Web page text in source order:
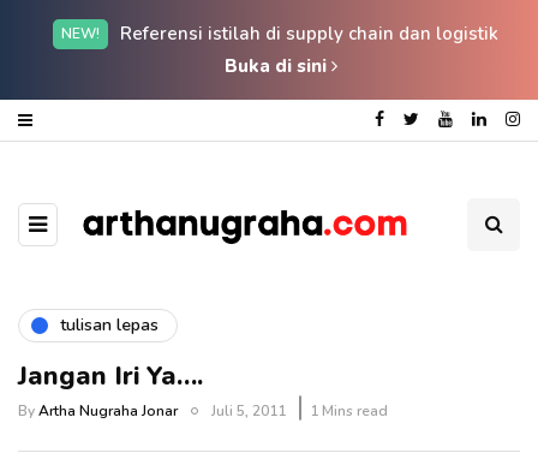
NEW!
Referensi istilah di supply chain dan logistik
Buka di sini
tulisan lepas
Jangan Iri Ya….
ByArtha Nugraha Jonar Juli 5, 2011 1 Mins read